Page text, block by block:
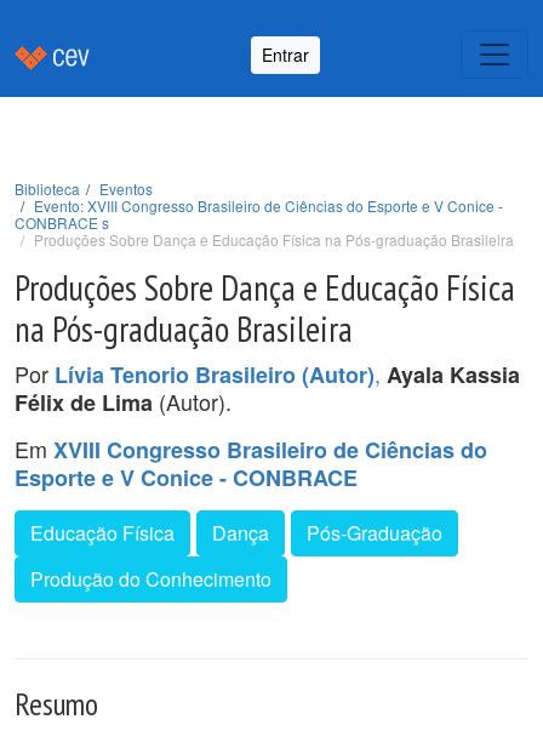
Entrar
Biblioteca
Eventos
Evento: XVIII Congresso Brasileiro de Ciências do Esporte e V Conice -
CONBRACE s
Produções Sobre Dança e Educação Física na Pós-graduação Brasileira
Produções Sobre Dança e Educação Física
na Pós-graduação Brasileira
Por Lívia Tenorio Brasileiro (Autor), Ayala Kassia
Félix de Lima (Autor).
Em XVIII Congresso Brasileiro de Ciências do
Esporte e V Conice - CONBRACE
Educação Física Dança
Pós-Graduação
Produção do Conhecimento
Resumo